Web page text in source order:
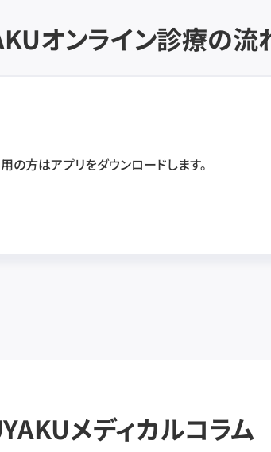
オンライン診療の流
の方はアプリをダウンロードします。
メディカルコラム